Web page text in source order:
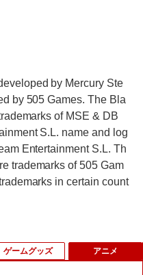
by Mercury Ste
by 505 Games. The Bla
of MSE & DB
S.L. name and log
Entertainment S.L. Th
trademarks of 505 Gam
in certain count
ゲームグッズ アニメ